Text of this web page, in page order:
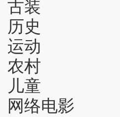
古装
历史
运动
农村
儿童
网络电影